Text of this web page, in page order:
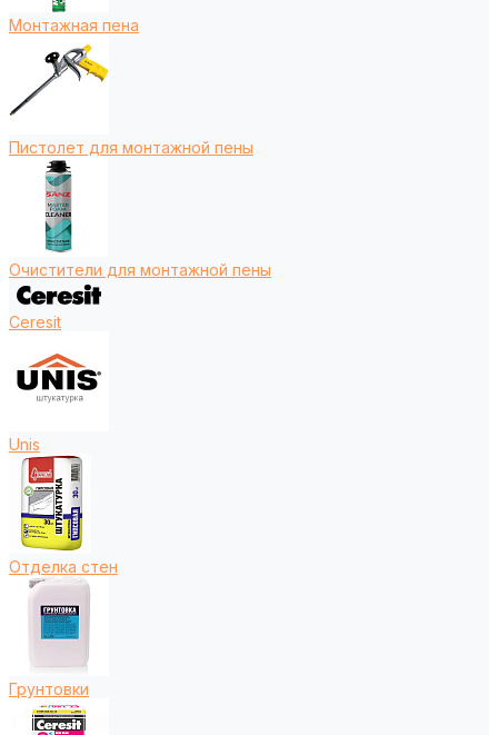
Монтажная пена
Пистолет для монтажной пены
Очистители для монтажной пены
Ceresit
Unis
Отделка стен
Грунтовки